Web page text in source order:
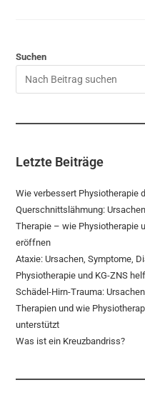
Suchen
Letzte Beiträge
Wie verbessert Physiotherapie
Querschnittslähmung:
Therapie – wie Physiotherapie
eröffnen
Ataxie: Ursachen, Symptome,
Physiotherapie und KG-ZNS
Schädel-Hirn-Trauma:
Therapien und wie
unterstützt
Was ist ein Kreuzbandriss?